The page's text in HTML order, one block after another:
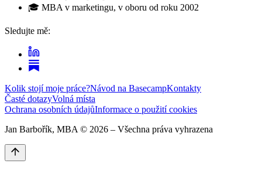
🎓 MBA v marketingu, v oboru od roku 2002
Sledujte mě:
Kolik stojí moje práce?Návod na BasecampKontakty
Časté dotazyVolná místa
Ochrana osobních údajůInformace o použití cookies
Jan Barbořík, MBA © 2026 – Všechna práva vyhrazena